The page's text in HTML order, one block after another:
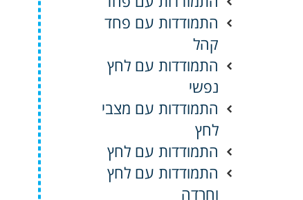
התמודדות עם פחד
קהל
התמודדות עם לחץ
נפשי
התמודדות עם מצבי
לחץ
התמודדות עם לחץ
התמודדות עם לחץ
וחרדה